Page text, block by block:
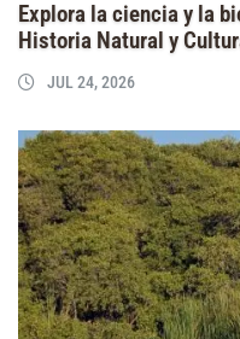
Explora la ciencia y la
Historia Natural y
JUL 24, 2026